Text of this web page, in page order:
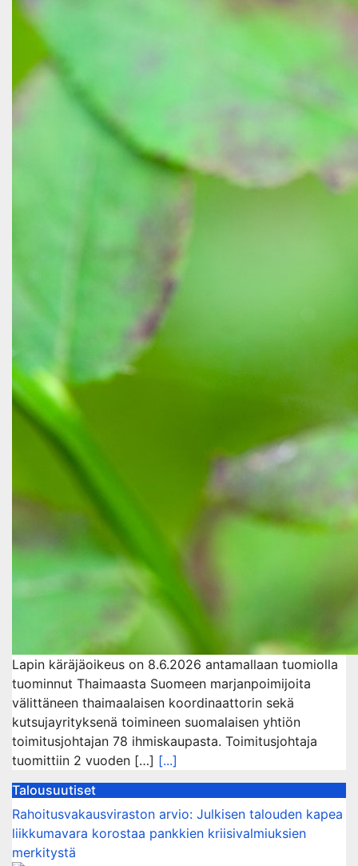
Lapin käräjäoikeus on 8.6.2026 antamallaan tuomiolla
tuominnut Thaimaasta Suomeen marjanpoimijoita
välittäneen thaimaalaisen koordinaattorin sekä
kutsujayrityksenä toimineen suomalaisen yhtiön
toimitusjohtajan 78 ihmiskaupasta. Toimitusjohtaja
tuomittiin 2 vuoden […] [...]
Talousuutiset
Rahoitusvakausviraston arvio: Julkisen talouden kapea
liikkumavara korostaa pankkien kriisivalmiuksien
merkitystä